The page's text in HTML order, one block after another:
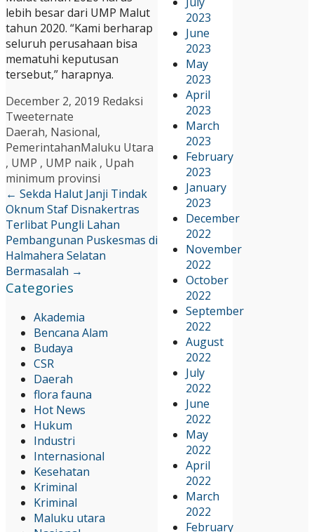
2023
June
2023
May
2023
April
2023
March
2023
February
2023
January
2023
December
2022
November
2022
October
2022
September
2022
August
2022
July
2022
June
2022
May
2022
April
2022
March
2022
February
lebih besar dari UMP Malut
tahun 2020. “Kami berharap
seluruh perusahaan bisa
mematuhi keputusan
tersebut,” harapnya.
December 2, 2019 Redaksi
Tweeternate
Daerah, Nasional,
PemerintahanMaluku Utara
, UMP , UMP naik , Upah
minimum provinsi
← Sekda Halut Janji Tindak
Oknum Staf Disnakertras
Terlibat Pungli Lahan
Pembangunan Puskesmas di
Halmahera Selatan
Bermasalah →
Categories
Akademia
Bencana Alam
Budaya
CSR
Daerah
flora fauna
Hot News
Hukum
Industri
Internasional
Kesehatan
Kriminal
Kriminal
Maluku utara